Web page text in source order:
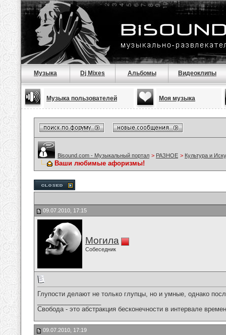
Музыка Dj Mixes Альбомы Видеоклипы
Музыка пользователей Моя музыка
Bisound.com - Музыкальный портал > РАЗНОЕ > Культура и
Ваши любимые афоризмы!
09.07.2010, 17:15
Могила
Собеседник
Глупости делают не только глупцы, но и умные, однако
Свобода - это абстракция бесконечности в интервале
09.07.2010, 17:19